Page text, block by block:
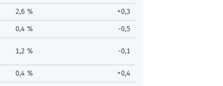
2,6 % +0,3
0,4 % -0,5
1,2 % -0,1
0,4 % +0,4